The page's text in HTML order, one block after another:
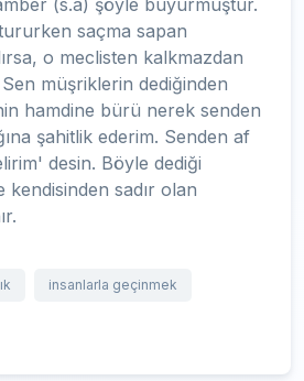
(s.a) şöyle buyurmuştur.
saçma sapan
o meclisten kalkmazdan
müşriklerin dediğinden
hamdine bürü nerek senden
şahitlik ederim. Senden af
desin. Böyle dediği
kendisinden sadır olan
insanlarla geçinmek